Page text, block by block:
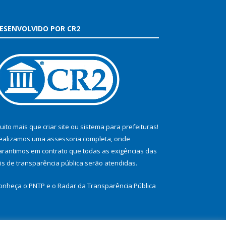
POR CR2
mais que criar site ou sistema para prefeituras!
uma assessoria completa, onde
em contrato que todas as exigências das
de transparência pública serão atendidas.
o PNTP e o Radar da Transparência Pública